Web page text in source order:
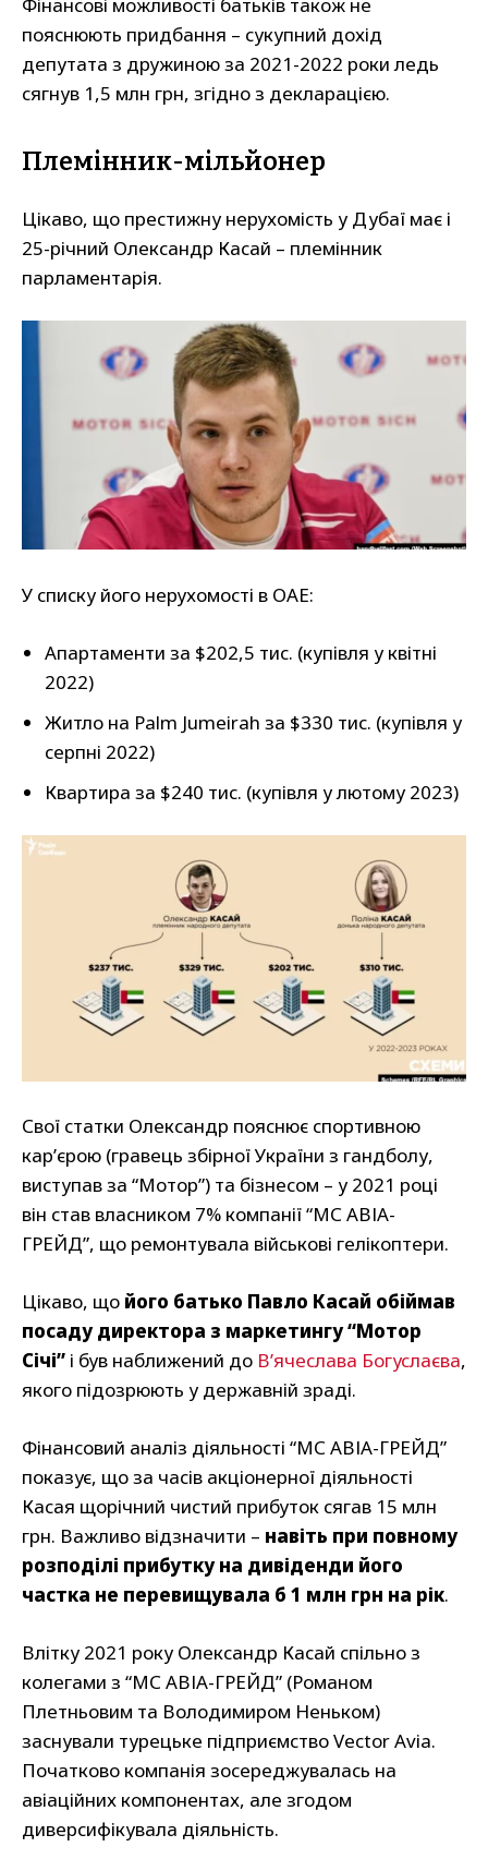
пояснюють придбання – сукупний дохід
депутата з дружиною за 2021-2022 роки ледь
сягнув 1,5 млн грн, згідно з декларацією.
Племінник-мільйонер
Цікаво, що престижну нерухомість у Дубаї має і
25-річний Олександр Касай – племінник
парламентарія.
У списку його нерухомості в ОАЕ:
Апартаменти за $202,5 тис. (купівля у квітні
2022)
Житло на Palm Jumeirah за $330 тис. (купівля у
серпні 2022)
Квартира за $240 тис. (купівля у лютому 2023)
Свої статки Олександр пояснює спортивною
кар’єрою (гравець збірної України з гандболу,
виступав за “Мотор”) та бізнесом – у 2021 році
він став власником 7% компанії “МС АВІА-
ГРЕЙД”, що ремонтувала військові гелікоптери.
Цікаво, що його батько Павло Касай обіймав
посаду директора з маркетингу “Мотор
Січі” і був наближений до В’ячеслава Богуслаєва,
якого підозрюють у державній зраді.
Фінансовий аналіз діяльності “МС АВІА-ГРЕЙД”
показує, що за часів акціонерної діяльності
Касая щорічний чистий прибуток сягав 15 млн
грн. Важливо відзначити – навіть при повному
розподілі прибутку на дивіденди його
частка не перевищувала б 1 млн грн на рік.
Влітку 2021 року Олександр Касай спільно з
колегами з “МС АВІА-ГРЕЙД” (Романом
Плетньовим та Володимиром Неньком)
заснували турецьке підприємство Vector Avia.
Початково компанія зосереджувалась на
авіаційних компонентах, але згодом
диверсифікувала діяльність.